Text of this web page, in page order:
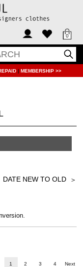
0
| MEMBERSHIP >>
＞
1 2 3 4 Next